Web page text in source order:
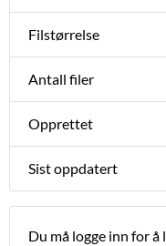
Filstørrelse
Antall filer
Opprettet
Sist oppdatert
Du må logge inn for